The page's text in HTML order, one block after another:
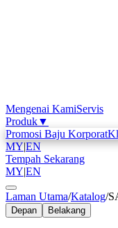
Mengenai KamiServis
Produk▼
Promosi Baju Korporat
MY|EN
Tempah Sekarang
MY|EN
Laman Utama/Katalog/
Depan Belakang